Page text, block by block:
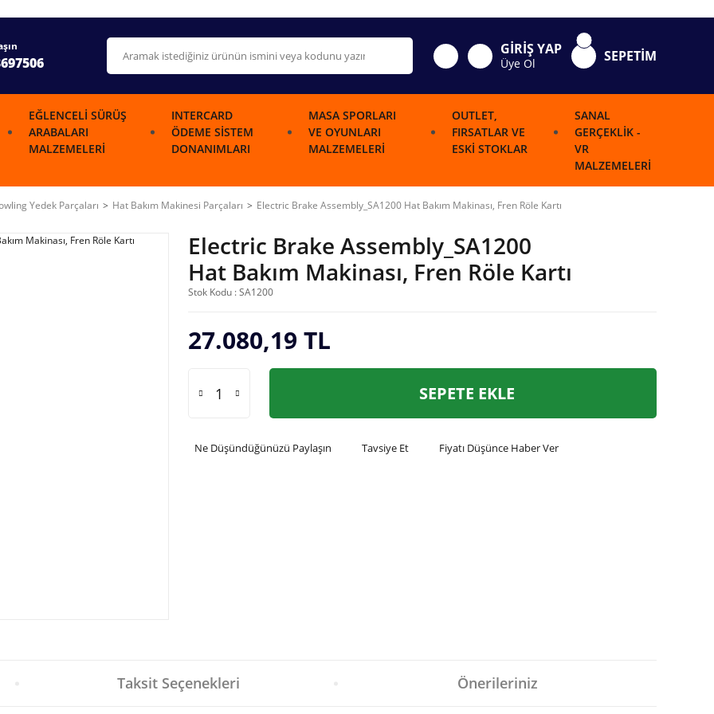
GİRİŞ YAP
Üye Ol SEPETİM
EĞLENCELI SÜRÜŞ
ARABALARI
MALZEMELERI
INTERCARD
ÖDEME SISTEM
DONANIMLARI
MASA SPORLARI
VE OYUNLARI
MALZEMELERI
OUTLET,
FIRSATLAR VE
ESKI STOKLAR
SANAL
GERÇEKLIK -
VR
MALZEMELERI
Yedek Parçaları Hat Bakım Makinesi Parçaları Electric Brake Assembly_SA1200 Hat Bakım Makinası, Fren Röle Kartı
Electric Brake Assembly_SA1200
Hat Bakım Makinası, Fren Röle Kartı
Stok Kodu : SA1200
27.080,19 TL
SEPETE EKLE
Ne Düşündüğünüzü Paylaşın Tavsiye Et Fiyatı Düşünce Haber Ver
Taksit Seçenekleri Önerileriniz